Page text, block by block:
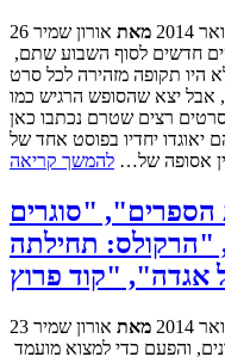
2014 מאת אורון שמיר
היו תקופה מזהירה לכל סרט
אבל יצא שהסופש הרגיש כמו
רצים שטרם נכתבו כאן
יאוגדו יחדיו בפוסט אחד של
אסופה של… להמשך קריאה
"סוגרים
"הרקולס: תחילתה
2014 מאת אורון שמיר